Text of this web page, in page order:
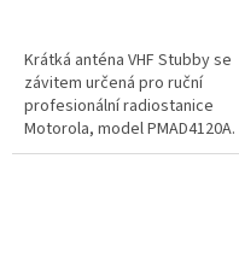
Krátká anténa VHF Stubby se
závitem určená pro ruční
profesionální radiostanice
Motorola, model PMAD4120A.
Kmitočtový rozsah VHF 146-